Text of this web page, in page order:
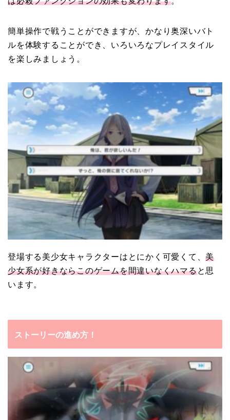
簡単操作で戦うことができますが、かなり奥深いバト
ルを体験することができ
、いろいろなプレイスタイル
を楽しみましょう。
登場する美少女キャラクターはとにかく可愛くて、美
少女系が好きならこのゲームを間違いなくハマると思
います。
ストーリーの進め方！